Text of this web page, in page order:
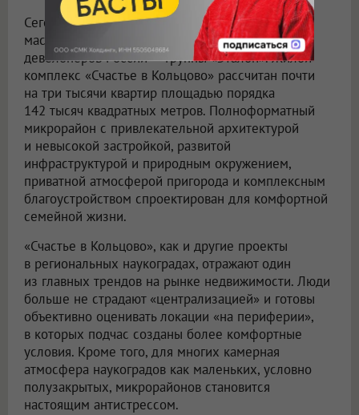
Сегодня в этом наукограде реализуется
масштабный проект одного из крупнейших
девелоперов России — Группы «Эталон». Жилой
комплекс «Счастье в Кольцово» рассчитан почти
на три тысячи квартир площадью порядка
142 тысяч квадратных метров. Полноформатный
микрорайон с привлекательной архитектурой
и невысокой застройкой, развитой
инфраструктурой и природным окружением,
приватной атмосферой пригорода и комплексным
благоустройством спроектирован для комфортной
семейной жизни.
«Счастье в Кольцово», как и другие проекты
в региональных наукоградах, отражают один
из главных трендов на рынке недвижимости. Люди
больше не страдают «централизацией» и готовы
объективно оценивать локации «на периферии»,
в которых подчас созданы более комфортные
условия. Кроме того, для многих камерная
атмосфера наукоградов как маленьких, условно
полузакрытых, микрорайонов становится
настоящим антистрессом.